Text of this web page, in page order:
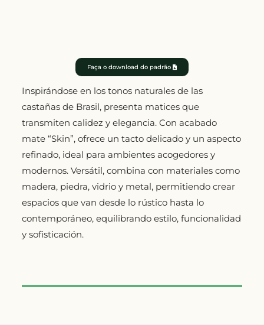
Faça o download do padrão
Inspirándose en los tonos naturales de las
castañas de Brasil, presenta matices que
transmiten calidez y elegancia. Con acabado
mate “Skin”, ofrece un tacto delicado y un aspecto
refinado, ideal para ambientes acogedores y
modernos. Versátil, combina con materiales como
madera, piedra, vidrio y metal, permitiendo crear
espacios que van desde lo rústico hasta lo
contemporáneo, equilibrando estilo, funcionalidad
y sofisticación.